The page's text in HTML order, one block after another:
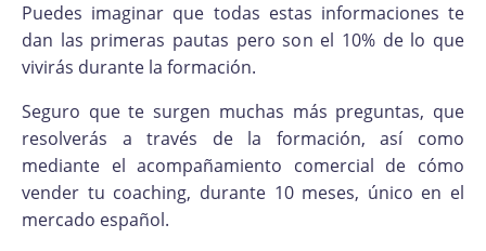
Puedes imaginar que todas estas informaciones te
dan las primeras pautas pero son el 10% de lo que
vivirás durante la formación.
Seguro que te surgen muchas más preguntas, que
resolverás a través de la formación, así como
mediante el acompañamiento comercial de cómo
vender tu coaching, durante 10 meses, único en el
mercado español.